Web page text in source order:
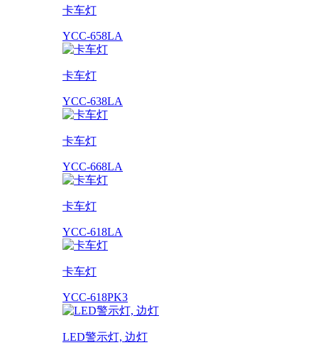
卡车灯
YCC-658LA
卡车灯
YCC-638LA
卡车灯
YCC-668LA
卡车灯
YCC-618LA
卡车灯
YCC-618PK3
LED警示灯, 边灯